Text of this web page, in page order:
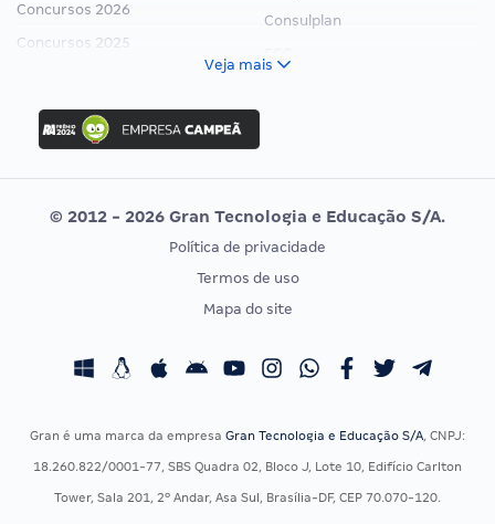
Concursos 2026
Concursos 2025
Concurso Ibama
Concurso MPU
Editais publicados
Consulplan
Vunesp
CONCURSOS POR PROFISSÃO
Concursos Fiscais
Concursos Saúde
EXAME DE ORDEM
Calendário OAB
Veja mais
© 2012 - 2026 Gran Tecnologia e Educação S/A.
Política de privacidade
Termos de uso
Mapa do site
Gran é uma marca da empresa Gran Tecnologia e Educação S/A, CNPJ:
18.260.822/0001-77, SBS Quadra 02, Bloco J, Lote 10, Edifício Carlton
Tower, Sala 201, 2º Andar, Asa Sul, Brasília-DF, CEP 70.070-120.